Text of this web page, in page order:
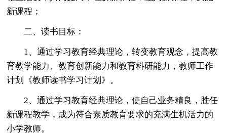
新课程；
二、读书目标：
1、通过学习教育经典理论，转变教育观念，提高教
育教学能力、教育创新能力和教育科研能力，教师工作
计划《教师读书学习计划》。
2、通过学习教育经典理论，使自己业务精良，胜任
新课程教学，成为符合素质教育要求的充满生机活力的
小学教师。